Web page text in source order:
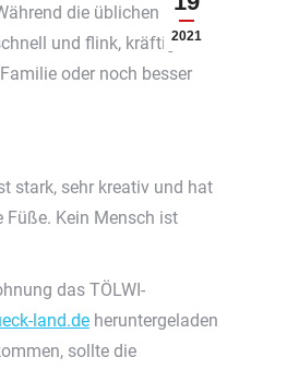
2021
die üblichen
und flink, kräftig und
oder noch besser
stark, sehr kreativ und hat
Füße. Kein Mensch ist
das TÖLWI-
land.de heruntergeladen
sollte die